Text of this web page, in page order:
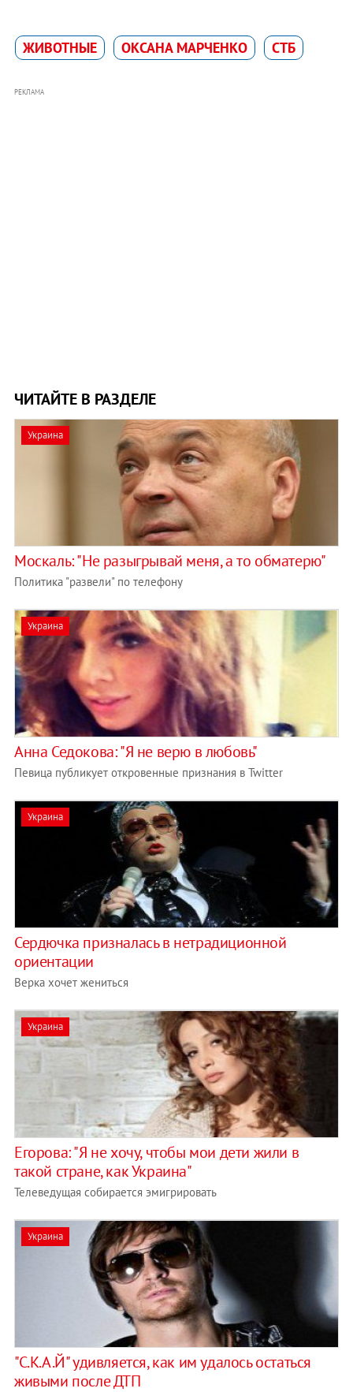
ЖИВОТНЫЕ ОКСАНА МАРЧЕНКО СТБ
РЕКЛАМА
ЧИТАЙТЕ В РАЗДЕЛЕ
Украина
Москаль: "Не разыгрывай меня, а то обматерю"
Политика "развели" по телефону
Украина
Анна Седокова: "Я не верю в любовь"
Певица публикует откровенные признания в Twitter
Украина
Сердючка призналась в нетрадиционной
ориентации
Верка хочет жениться
Украина
Егорова: "Я не хочу, чтобы мои дети жили в
такой стране, как Украина"
Телеведущая собирается эмигрировать
Украина
"С.К.А.Й" удивляется, как им удалось остаться
живыми после ДТП